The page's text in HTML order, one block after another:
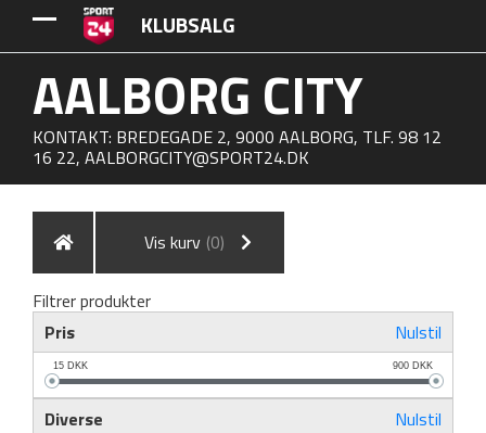
KLUBSALG
AALBORG CITY
KONTAKT: BREDEGADE 2, 9000 AALBORG, TLF. 98 12
16 22, AALBORGCITY@SPORT24.DK
Vis kurv (0)
Filtrer produkter
Pris
Nulstil
15 DKK 900 DKK
Diverse
Nulstil